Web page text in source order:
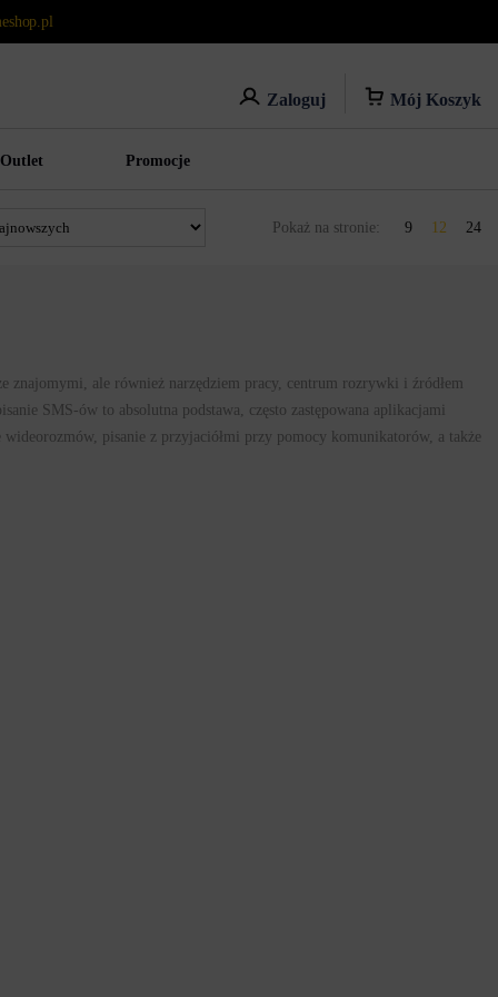
Zaloguj Mój Koszyk
Outlet Promocje
Pokaż na stronie: 9 12 24
znajomymi, ale również narzędziem pracy, centrum rozrywki i źródłem
SMS-ów to absolutna podstawa, często zastępowana aplikacjami
pisanie z przyjaciółmi przy pomocy komunikatorów, a także
wybrać najlepszy smartfon, skoro w sklepach jest ich tak dużo i